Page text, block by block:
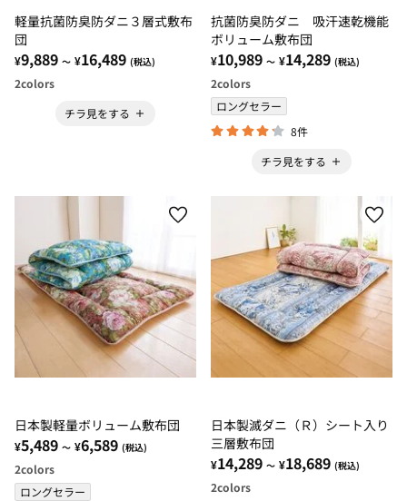
軽量抗菌防臭防ダニ３層式敷布
団
¥9,889 ～ ¥16,489 (税込)
2colors
チラ見をする
抗菌防臭防ダニ 吸汗速乾機能
ボリューム敷布団
¥10,989 ～ ¥14,289 (税込)
2colors
ロングセラー
8件
チラ見をする
日本製軽量ボリューム敷布団
¥5,489 ～ ¥6,589 (税込)
2colors
ロングセラー
日本製滅ダニ（Ｒ）シート入り
三層敷布団
¥14,289 ～ ¥18,689 (税込)
2colors